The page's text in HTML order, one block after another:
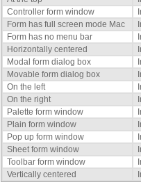
Controller form window
Form has full screen mode Mac
Form has no menu bar
Horizontally centered
Modal form dialog box
Movable form dialog box
On the left
On the right
Palette form window
Plain form window
Pop up form window
Sheet form window
Toolbar form window
Vertically centered